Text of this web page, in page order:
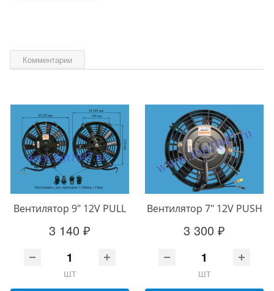
Комментарии
Вентилятор 9" 12V PULL
3 140 ₽
шт
Вентилятор 7" 12V PUSH
3 300 ₽
шт